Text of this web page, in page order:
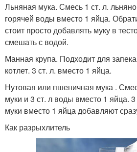
Льняная мука. Смесь 1 ст. л.
горячей воды вместо 1 яйца.
стоит просто добавлять муку в
смешать с водой.
Манная крупа. Подходит для
котлет. 3 ст. л. вместо 1 яйца.
Нутовая или пшеничная мука .
муки и 3 ст. л воды вместо 1 яйца.
муки вместо 1 яйца добавляют
Как разрыхлитель